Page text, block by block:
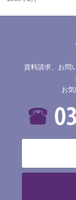
資料請求、お問
お